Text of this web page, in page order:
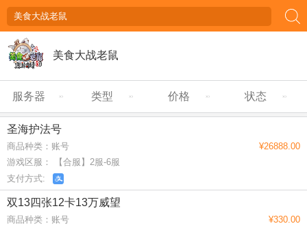
美食大战老鼠
服务器 类型 价格 状态
圣海护法号
商品种类：账号
游戏区服： 【合服】2服-6服
支付方式:
¥26888.00
双13四张12卡13万威望
商品种类：账号
¥330.00